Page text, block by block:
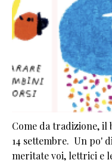
Come da tradizione, il
14 settembre. Un po'
meritate voi, lettrici e